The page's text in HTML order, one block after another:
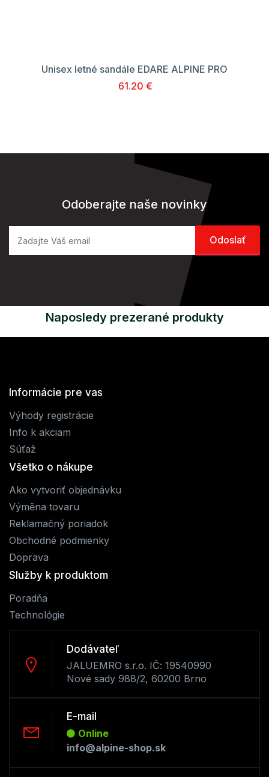
Unisex letné sandále EDARE ALPINE PRO
61.20 €
Odoberajte naše novinky
Naposledy prezerané produkty
Informácie pre vas
Výhody registrácie
Info k akciam
Súťaž
Všetko o nákupe
Ako vytvoriť objednávku
Výměna tovaru
Reklamačný poriadok
Obchodné podmienky
Doprava
Služby k produktom
Poradňa
Technológie
Dodávateľ
JALUEMRO s.r.o. IČ: 19540990
Nové sady 988/2, 60200 Brno
E-mail
Online
info@alpine-shop.sk